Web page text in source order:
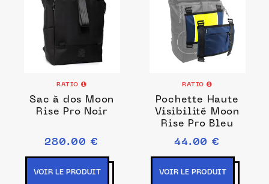
RATIO
Sac à dos Moon
Rise Pro Noir
280.00 €
VOIR LE PRODUIT
RATIO
Pochette Haute
Visibilité Moon
Rise Pro Bleu
44.00 €
VOIR LE PRODUIT